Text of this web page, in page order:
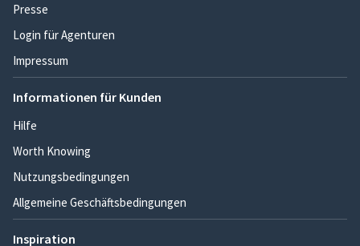
Presse
Login für Agenturen
Impressum
Informationen für Kunden
Hilfe
Worth Knowing
Nutzungsbedingungen
Allgemeine Geschäftsbedingungen
Inspiration